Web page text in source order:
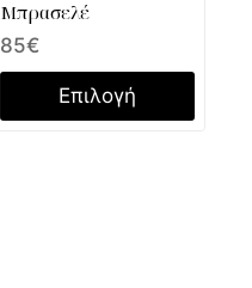
Μπρασελέ
85€
Επιλογή